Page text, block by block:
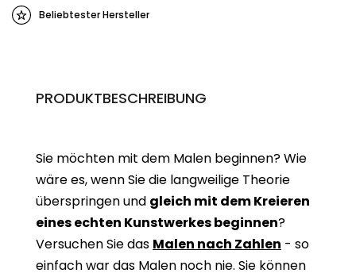
Beliebtester Hersteller
PRODUKTBESCHREIBUNG
Sie möchten mit dem Malen beginnen? Wie
wäre es, wenn Sie die langweilige Theorie
überspringen und gleich mit dem Kreieren
eines echten Kunstwerkes beginnen?
Versuchen Sie das Malen nach Zahlen - so
einfach war das Malen noch nie. Sie können